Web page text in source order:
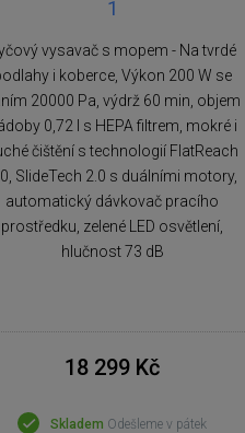
1
vysavač s mopem - Na tvrdé
i koberce, Výkon 200 W se
20000 Pa, výdrž 60 min, objem
0,72 l s HEPA filtrem, mokré i
čištění s technologií FlatReach
SlideTech 2.0 s duálními motory,
automatický dávkovač pracího
prostředku, zelené LED osvětlení,
hlučnost 73 dB
18 299 Kč
Skladem Odešleme v pátek